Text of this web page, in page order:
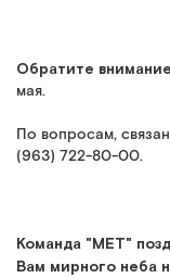
Обратите
мая.
По вопросам,
(963) 722-80-00.
Команда "МЕТ"
Вам мирного неба